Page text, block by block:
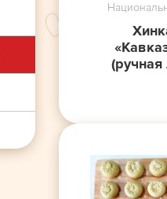
(ручная